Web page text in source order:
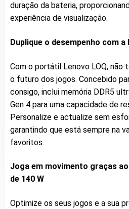
duração da bateria,
experiência de visualização.
Duplique o desempenho com a
Com o portátil Lenovo LOQ, não
o futuro dos jogos. Concebido
consigo, inclui memória DDR5
Gen 4 para uma capacidade de
Personalize e actualize sem
garantindo que está sempre na
favoritos.
Joga em movimento graças
de 140 W
Optimize os seus jogos e a sua